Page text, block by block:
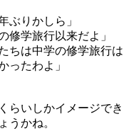
ぶりかしら」
修学旅行以来だよ」
ちは中学の修学旅行は
ったわよ」
らいしかイメージでき
うかね。